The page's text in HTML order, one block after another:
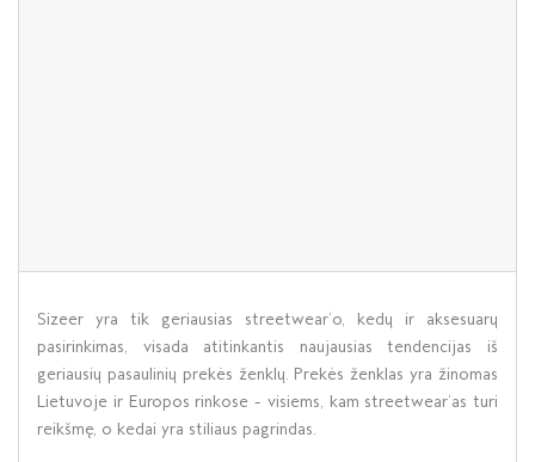
Sizeer yra tik geriausias streetwear‘o, kedų ir aksesuarų
pasirinkimas, visada atitinkantis naujausias tendencijas iš
geriausių pasaulinių prekės ženklų. Prekės ženklas yra žinomas
Lietuvoje ir Europos rinkose - visiems, kam streetwear‘as turi
reikšmę, o kedai yra stiliaus pagrindas.